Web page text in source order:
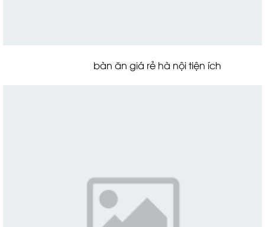
bàn ăn giá rẻ hà nội tiện ích